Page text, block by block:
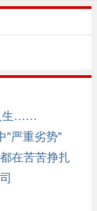
生……
"严重劣势"
在苦苦挣扎